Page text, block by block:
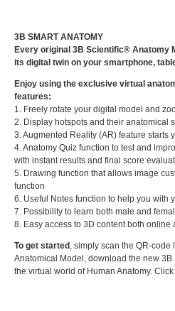
3B SMART ANATOMY
Every original 3B Scientific® Anatomy
its digital twin on your smartphone,
Enjoy using the exclusive virtual
features:
1. Freely rotate your digital model and
2. Display hotspots and their anatomical
3. Augmented Reality (AR) feature starts
4. Anatomy Quiz function to test and
with instant results and final score
5. Drawing function that allows image
function
6. Useful Notes function to help you with
7. Possibility to learn both male and
8. Easy access to 3D content both online
To get started , simply scan the QR-
Anatomical Model, download the new
the virtual world of Human Anatomy. Click